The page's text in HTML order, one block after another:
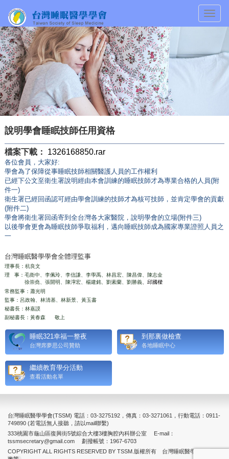
說明學會睡眠技師任用資格
檔案下載： 1326168850.rar
各位會員，大家好:
學會為了保障從事睡眠技師相關醫護人員的工作權利
已經下公文至衛生署說明經由本會訓練的睡眠技師才為專業合格的人員(附
件一)
衛生署已經回函認可經由學會訓練的技師才為核可技師，並肯定學會的貢獻
(附件二)
學會將衛生署回函寄到全台灣各大家醫院，說明學會的立場(附件三)
以後學會更會為睡眠技師爭取福利，邁向睡眠技師成為國家專業證照人員之
一
台灣睡眠醫學學會全體理監事
理事長：杭良文
理 事：毛衛中、李佩玲、李信謙、李學禹、林昌宏、陳昌偉、陳志金
徐崇堯、張開明、陳濘宏、楊建銘、劉素蘭、劉勝義、邱國樑
常務監事：蕭光明
監事：呂政翰、林清基、林新景、黃玉書
秘書長：林嘉謨
副秘書長：黃春森 敬上
睡眠321幸福一整夜
台灣席夢思公司贊助
到那裏做檢查
各地睡眠中心
繼續教育學分活動
查看活動名單
台灣睡眠醫學學會(TSSM) 電話：03-3275192，傳真：03-3271061，行動電話：0911-
749890 (若電話無人接聽，請以mail聯繫)
333桃園市龜山區復興街5號綜合大樓3樓胸腔內科辦公室 E-mail：
tssmsecretary@gmail.com 劃撥帳號：1967-6703
COPYRIGHT ALL RIGHTS RESERVED BY TSSM.版權所有 台灣睡眠醫學學會